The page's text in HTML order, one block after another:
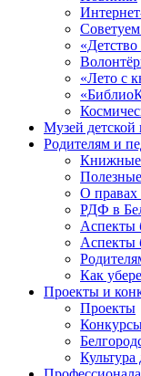
«Лето с
Музей детской
Родителям и
Книжные
О правах
РДФ в
Аспекты
Аспекты
Как
Проекты и
Проекты